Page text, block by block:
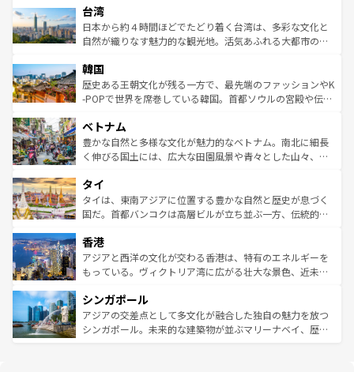
情報は
人々、おいしいローカルフードやハワイアンミュージッ
ク、伝統的なフラダンスなど、すべてがハワイの魅力を彩
っている。訪れるたびに新しい発見と感動が待っているハ
はコンテンツ一覧
リアリーフや大陸中央部にそびえるウルル（エアーズロッ
ク）、タスマニアの美しい原生林やケアンズの熱帯雨林な
ど、見どころがたくさん。また、カフェやワイン、オージ
いる。アクティビティも充実しており、サーフィンやダイ
ビング、ハイキングなど、アウトドア好きにはたまらな
い。オーストラリアの多彩な魅力を存分に味わいつくそ
参照してほしい。
台湾
日本から約４時間ほどでたどり着く台湾は、多彩な文化と
自然が織りなす魅力的な観光地。活気あふれる大都市の台
ン）、静ひつな山岳地帯である台湾東部など、都市の喧騒
と山間の静けさが共存しており、訪れる人に新しい発見と
驚きをもたらしてくれる。また、奥深い台湾の食文化も魅
容にもいいと評判のスイーツなど、バラエティ豊かな料理
が味わえる。 なお、新着の台湾情報は コンテンツ一覧を参
照してほしい。
韓国
歴史ある王朝文化が残る一方で、最先端のファッションやK
-POPで世界を席巻している韓国。首都ソウルの宮殿や伝統
き、地方に足を延ばせば四季折々の自然美を楽しむことが
できる。そして、キムチや焼肉、絶品のストリートフード
まで、さまざまな韓国料理が待っている。夜には、韓国な
リティに包まれながら、韓国の多彩な魅力を心ゆくまで味
わってみてほしい。 なお、新着の韓国情報はコンテンツ一
覧を参照してほしい。
ベトナム
豊かな自然と多様な文化が魅力的なベトナム。南北に細長
く伸びる国土には、広大な田園風景や青々とした山々、世
急速な発展と共に伝統が息づく。ハノイの古い町並みやホ
ーチミン市のフランス統治時代の建物も、独特の雰囲気を
醸し出している。また、バラエティの豊かさとおいしさで
とつ。フォーやバインミー、ベトナムコーヒーなどは、ぜ
ひ現地で味わいたい。どの地域を訪れてもあたたかい人々
が旅行者を迎えてくれるので、きっと忘れられない旅にな
参照してほしい。
タイ
タイは、東南アジアに位置する豊かな自然と歴史が息づく
国だ。首都バンコクは高層ビルが立ち並ぶ一方、伝統的な
の活気が交差している。北部ではチェンマイなどの山岳地
帯で自然と触れ合い、南部ではプーケットやクラビの美し
いビーチでリゾート気分を楽しむことができる。タイ料理
激する。気候は一年中温暖で、どの季節にも異なる楽しみ
が待っている。親しみやすいタイの人々、仏教を中心とし
た文化、そして多様な観光資源が、訪れる旅人を魅了し続
香港
アジアと西洋の文化が交わる香港は、特有のエネルギーを
もっている。ヴィクトリア湾に広がる壮大な景色、近未来
み、どこを訪れても感動するはず。観光スポットが密集し
ており、効率よく見どころを回れるのも魅力。息をのむよ
うな絶景から文化的な体験まで、香港を存分に楽しみ尽く
シンガポール
アジアの交差点として多文化が融合した独自の魅力を放つ
シンガポール。未来的な建築物が並ぶマリーナベイ、歴史